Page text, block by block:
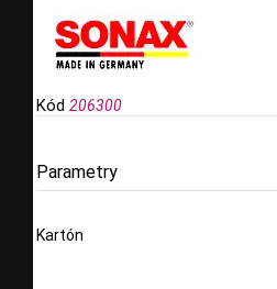
Kód 206300
Parametry
Kartón